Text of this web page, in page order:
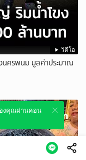
วิดีโอ
นครพนม มูลค่าประมาณ
ต์นี้บน
งคุณผ่านคอน